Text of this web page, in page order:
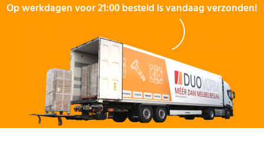
Op werkdagen voor 21:00 besteld is vandaag verzonden!